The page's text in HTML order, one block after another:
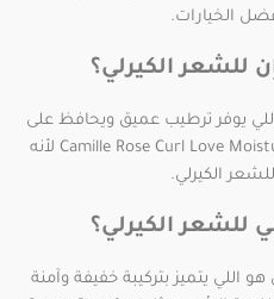
الخيارات.
للشعر الكيرلي؟
يوفر ترطيب عميق ويحافظ على
مرونة ونعومة الكيرلز مثل Camille Rose Curl Love Moisture Milk لأنه
الكيرلي.
للشعر الكيرلي؟
اللي يتميز بتركيبة خفيفة وآمنة